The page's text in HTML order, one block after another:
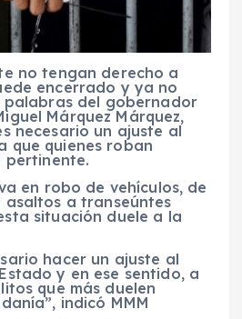
no tengan derecho a
encerrado y ya no
palabras del gobernador
Márquez Márquez,
necesario un ajuste al
que quienes roban
pertinente.
en robo de vehículos, de
a transeúntes
situación duele a la
hacer un ajuste al
y en ese sentido, a
que más duelen
indicó MMM